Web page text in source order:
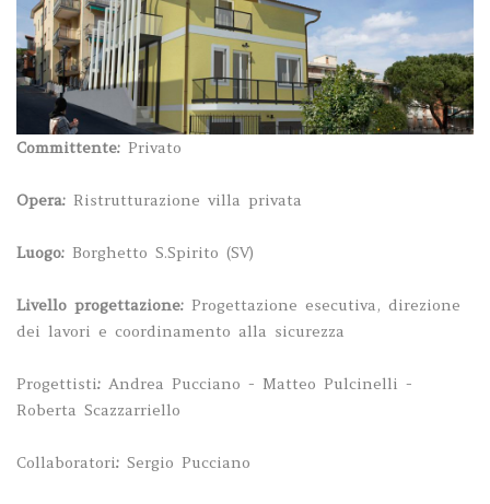
Committente: Privato
Opera: Ristrutturazione villa privata
Luogo: Borghetto S.Spirito (SV)
Livello progettazione: Progettazione esecutiva, direzione
dei lavori e coordinamento alla sicurezza
Progettisti: Andrea Pucciano - Matteo Pulcinelli -
Roberta Scazzarriello
Collaboratori: Sergio Pucciano